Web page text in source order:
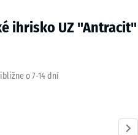
ihrisko UZ "Antracit"
o7-14 dní